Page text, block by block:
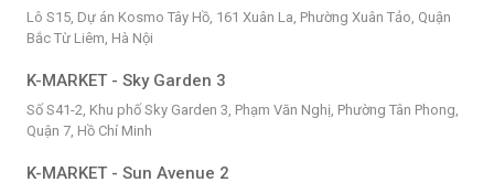
Lô S15, Dự án Kosmo Tây Hồ, 161 Xuân La, Phường Xuân Tảo, Quận
Bắc Từ Liêm, Hà Nội
K-MARKET - Sky Garden 3
Số S41-2, Khu phố Sky Garden 3, Phạm Văn Nghị, Phường Tân Phong,
Quận 7, Hồ Chí Minh
K-MARKET - Sun Avenue 2